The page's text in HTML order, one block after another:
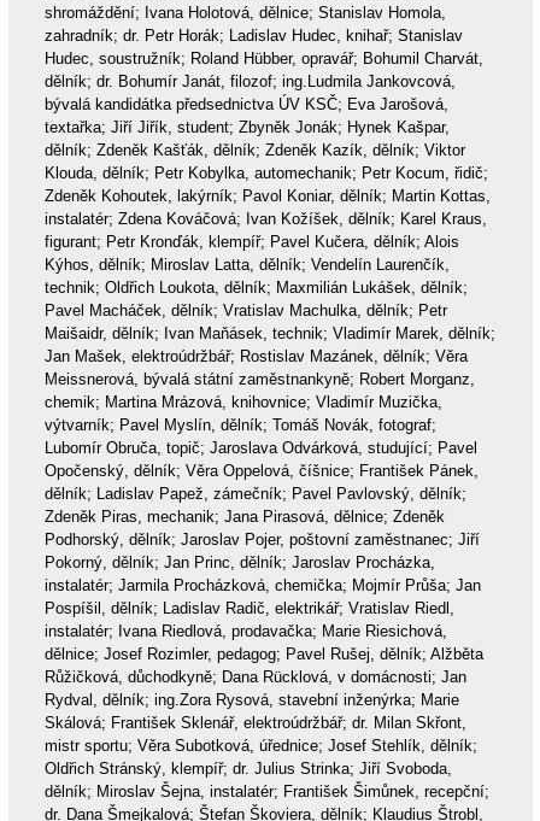
shromáždění; Ivana Holotová, dělnice; Stanislav Homola,
zahradník; dr. Petr Horák; Ladislav Hudec, knihař; Stanislav
Hudec, soustružník; Roland Hübber, opravář; Bohumil Charvát,
dělník; dr. Bohumír Janát, filozof; ing.Ludmila Jankovcová,
bývalá kandidátka předsednictva ÚV KSČ; Eva Jarošová,
textařka; Jiří Jiřík, student; Zbyněk Jonák; Hynek Kašpar,
dělník; Zdeněk Kašťák, dělník; Zdeněk Kazík, dělník; Viktor
Klouda, dělník; Petr Kobylka, automechanik; Petr Kocum, řidič;
Zdeněk Kohoutek, lakýrník; Pavol Koniar, dělník; Martin Kottas,
instalatér; Zdena Kováčová; Ivan Kožíšek, dělník; Karel Kraus,
figurant; Petr Kronďák, klempíř; Pavel Kučera, dělník; Alois
Kýhos, dělník; Miroslav Latta, dělník; Vendelín Laurenčík,
technik; Oldřich Loukota, dělník; Maxmilián Lukášek, dělník;
Pavel Macháček, dělník; Vratislav Machulka, dělník; Petr
Maišaidr, dělník; Ivan Maňásek, technik; Vladimír Marek, dělník;
Jan Mašek, elektroúdržbář; Rostislav Mazánek, dělník; Věra
Meissnerová, bývalá státní zaměstnankyně; Robert Morganz,
chemik; Martina Mrázová, knihovnice; Vladimír Muzička,
výtvarník; Pavel Myslín, dělník; Tomáš Novák, fotograf;
Lubomír Obruča, topič; Jaroslava Odvárková, studující; Pavel
Opočenský, dělník; Věra Oppelová, číšnice; František Pánek,
dělník; Ladislav Papež, zámečník; Pavel Pavlovský, dělník;
Zdeněk Piras, mechanik; Jana Pirasová, dělnice; Zdeněk
Podhorský, dělník; Jaroslav Pojer, poštovní zaměstnanec; Jiří
Pokorný, dělník; Jan Princ, dělník; Jaroslav Procházka,
instalatér; Jarmila Procházková, chemička; Mojmír Průša; Jan
Pospíšil, dělník; Ladislav Radič, elektrikář; Vratislav Riedl,
instalatér; Ivana Riedlová, prodavačka; Marie Riesichová,
dělnice; Josef Rozimler, pedagog; Pavel Rušej, dělník; Alžběta
Růžičková, důchodkyně; Dana Rücklová, v domácnosti; Jan
Rydval, dělník; ing.Zora Rysová, stavební inženýrka; Marie
Skálová; František Sklenář, elektroúdržbář; dr. Milan Skřont,
mistr sportu; Věra Subotková, úřednice; Josef Stehlík, dělník;
Oldřich Stránský, klempíř; dr. Julius Strinka; Jiří Svoboda,
dělník; Miroslav Šejna, instalatér; František Šimůnek, recepční;
dr. Dana Šmejkalová; Štefan Škoviera, dělník; Klaudius Štrobl,